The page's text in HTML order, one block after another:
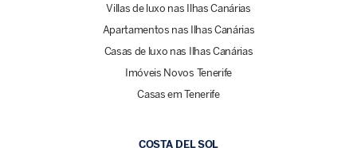
Villas de luxo nas Ilhas Canárias
Apartamentos nas Ilhas Canárias
Casas de luxo nas Ilhas Canárias
Imóveis Novos Tenerife
Casas em Tenerife
COSTA DEL SOL